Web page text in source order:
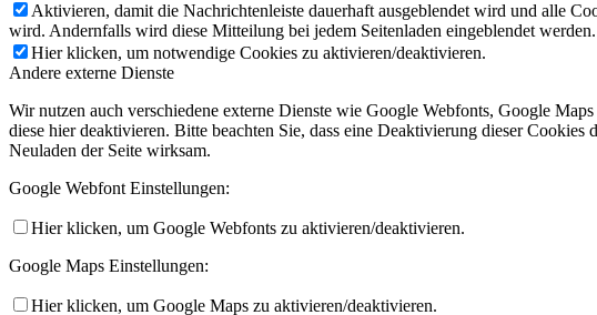
Aktivieren, damit die Nachrichtenleiste dauerhaft ausgeblendet wird und alle
wird. Andernfalls wird diese Mitteilung bei jedem Seitenladen eingeblendet werden.
Hier klicken, um notwendige Cookies zu aktivieren/deaktivieren.
Andere externe Dienste
Wir nutzen auch verschiedene externe Dienste wie Google Webfonts, Google
diese hier deaktivieren. Bitte beachten Sie, dass eine Deaktivierung dieser
Neuladen der Seite wirksam.
Google Webfont Einstellungen:
Hier klicken, um Google Webfonts zu aktivieren/deaktivieren.
Google Maps Einstellungen:
Hier klicken, um Google Maps zu aktivieren/deaktivieren.